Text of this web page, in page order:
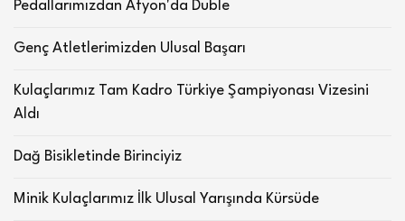
Pedallarımızdan Afyon'da Duble
Genç Atletlerimizden Ulusal Başarı
Kulaçlarımız Tam Kadro Türkiye Şampiyonası Vizesini
Aldı
Dağ Bisikletinde Birinciyiz
Minik Kulaçlarımız İlk Ulusal Yarışında Kürsüde